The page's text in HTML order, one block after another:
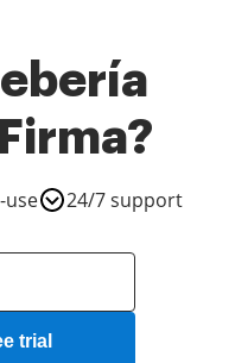
use 24/7 support
trial